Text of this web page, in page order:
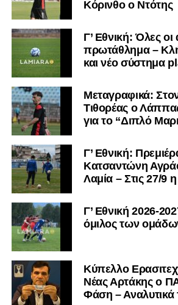
Ακολουθήστε το lamiara.grστο
μαθαίνετε πρώτοι τα κυανόλευκα νέα
υπόλοιπο κόσμο. Ακολουθήστε το
Facebook, στο Twitterκαι στο
μαθαίνετε σε χρόνο dt όλα τα νέα.
Κόρινθο ο Ντότης
Γ’ Εθνική: Όλες
πρωτάθλημα –
και νέο σύστημα
Μεταγραφικά:
Τιθορέας ο
για το “Διπλό
Γ’ Εθνική:
Κατσαντώνη
Λαμία – Στις 27/9
Γ’ Εθνική 2026-
όμιλος των
Kύπελλο
Nέας Αρτάκης ο
Φάση – Αναλυτικά